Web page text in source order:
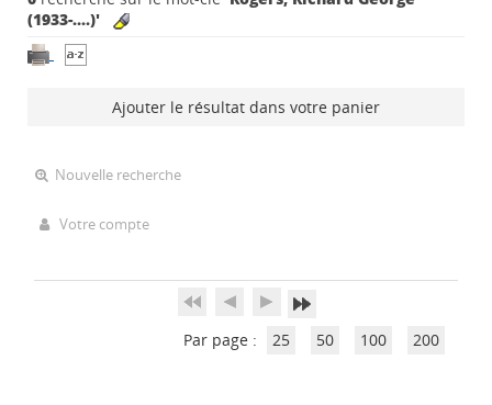
(1933-....)'
Ajouter le résultat dans votre panier
Nouvelle recherche
Votre compte
Par page : 25 50 100 200